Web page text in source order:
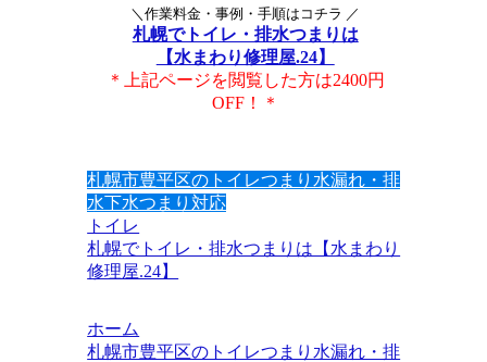
＼作業料金・事例・手順はコチラ ／
札幌でトイレ・排水つまりは
【水まわり修理屋.24】
＊上記ページを閲覧した方は2400円
OFF！＊
札幌市豊平区のトイレつまり水漏れ・排
水下水つまり対応
トイレ
札幌でトイレ・排水つまりは【水まわり
修理屋.24】
ホーム
札幌市豊平区のトイレつまり水漏れ・排